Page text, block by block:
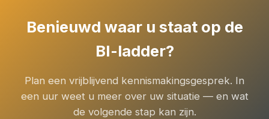
Benieuwd waar u staat op de
BI-ladder?
Plan een vrijblijvend kennismakingsgesprek. In
een uur weet u meer over uw situatie — en wat
de volgende stap kan zijn.